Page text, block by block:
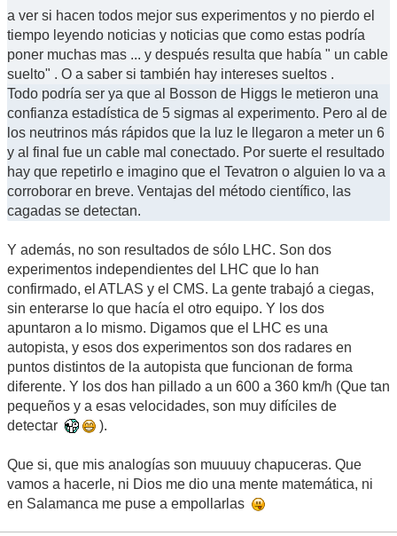
a ver si hacen todos mejor sus experimentos y no pierdo el
tiempo leyendo noticias y noticias que como estas podría
poner muchas mas ... y después resulta que había " un cable
suelto" . O a saber si también hay intereses sueltos .
Todo podría ser ya que al Bosson de Higgs le metieron una
confianza estadística de 5 sigmas al experimento. Pero al de
los neutrinos más rápidos que la luz le llegaron a meter un 6
y al final fue un cable mal conectado. Por suerte el resultado
hay que repetirlo e imagino que el Tevatron o alguien lo va a
corroborar en breve. Ventajas del método científico, las
cagadas se detectan.
Y además, no son resultados de sólo LHC. Son dos
experimentos independientes del LHC que lo han
confirmado, el ATLAS y el CMS. La gente trabajó a ciegas,
sin enterarse lo que hacía el otro equipo. Y los dos
apuntaron a lo mismo. Digamos que el LHC es una
autopista, y esos dos experimentos son dos radares en
puntos distintos de la autopista que funcionan de forma
diferente. Y los dos han pillado a un 600 a 360 km/h (Que tan
pequeños y a esas velocidades, son muy difíciles de
detectar
).
Que si, que mis analogías son muuuuy chapuceras. Que
vamos a hacerle, ni Dios me dio una mente matemática, ni
en Salamanca me puse a empollarlas